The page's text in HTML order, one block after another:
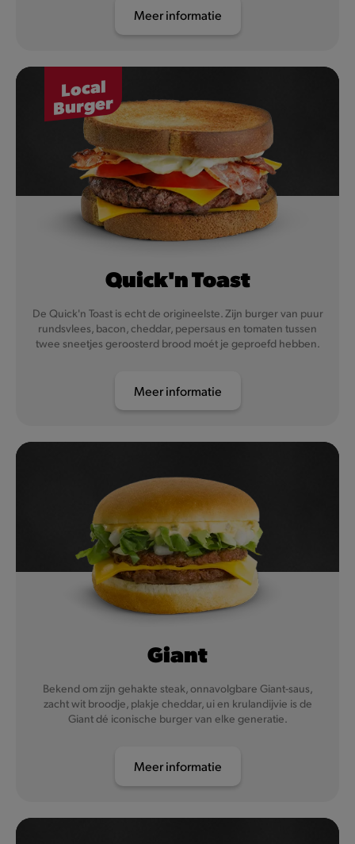
Meer informatie
Local
Burger
Quick'n Toast
De Quick'n Toast is echt de origineelste. Zijn burger van puur
rundsvlees, bacon, cheddar, pepersaus en tomaten tussen
twee sneetjes geroosterd brood moét je geproefd hebben.
Meer informatie
Giant
Bekend om zijn gehakte steak, onnavolgbare Giant-saus,
zacht wit broodje, plakje cheddar, ui en krulandijvie is de
Giant dé iconische burger van elke generatie.
Meer informatie